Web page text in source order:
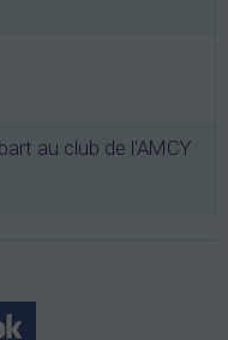
au club de l'AMCY